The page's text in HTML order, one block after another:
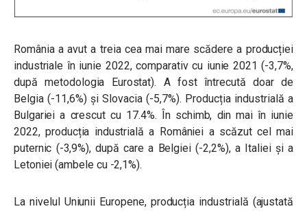
România a avut a treia cea mai mare scădere a producției
industriale în iunie 2022, comparativ cu iunie 2021 (-3,7%,
după metodologia Eurostat). A fost întrecută doar de
Belgia (-11,6%) și Slovacia (-5,7%). Producția industrială a
Bulgariei a crescut cu 17.4%. În schimb, din mai în iunie
2022, producția industrială a României a scăzut cel mai
puternic (-3,9%), după care a Belgiei (-2,2%), a Italiei și a
Letoniei (ambele cu -2,1%).
La nivelul Uniunii Europene, producția industrială (ajustată